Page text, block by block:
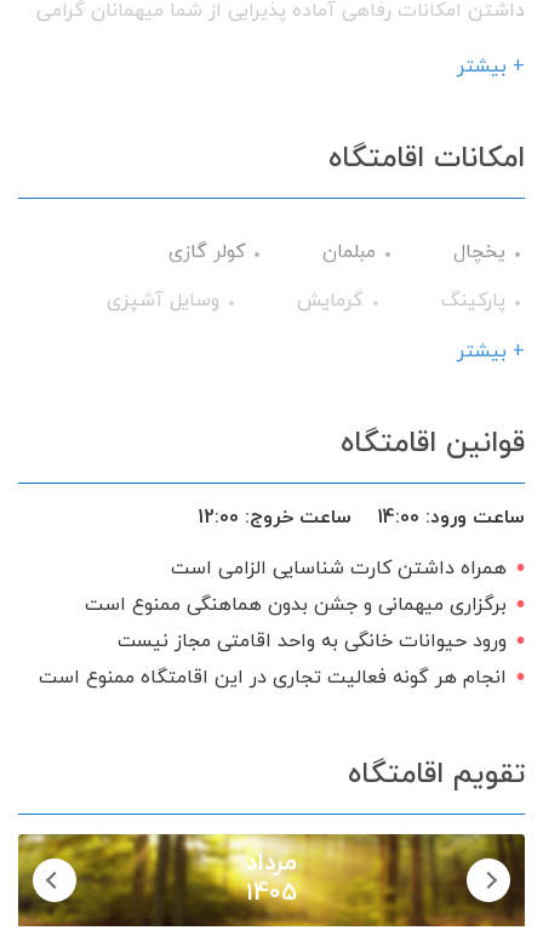
داشتن امکانات رفاهی آماده پذیرایی از شما میهمانان گرامی
+ بیشتر
امکانات اقامتگاه
یخچال مبلمان
کولر گازی
پارکینگ
گرمایش
وسایل آشپزی
تلویزیون
+ بیشتر
قوانین اقامتگاه
ساعت ورود: 14:00 ساعت خروج: 12:00
همراه داشتن کارت شناسایی الزامی است
برگزاری میهمانی و جشن بدون هماهنگی ممنوع است
ورود حیوانات خانگی به واحد اقامتی مجاز نیست
انجام هر گونه فعالیت تجاری در این اقامتگاه ممنوع است
تقویم اقامتگاه
مرداد
1405